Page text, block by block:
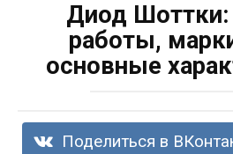
Диод Шоттки:
работы,
основные
Поделиться в